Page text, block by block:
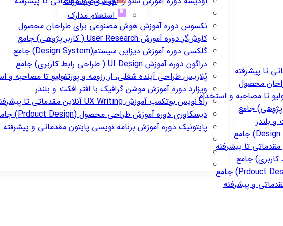
نکسوسدوره آموزش هوش مصنوعی برای طراحان محصول
کاوش‌گردوره آموزش User Research ( کاربر پژوهی) جامع
گلکسیدوره آموزش دیزاین سیستم(Design System) جامع
دراگوندوره آموزش UI Design ( طراحی رابط کاربری) جامع
پُلاریسطراحی آینده شغلی، از رزومه و پورتفولیو تا مصاحبه و
ویزارددوره آموزش موشن گرافیک با افتر افکت و بلندر
راه نویسبوتکمپ آموزش UX Writing آنلاین مقدماتی تا پیشرفته
دیسکاوریدوره آموزش طراحی محصول (Prdouct Design) جامع
پایتونیکدوره آموزش برنامه نویسی پایتون مقدماتی و پیشرفته
استعلام مدارک
تا پیشرفته
محصول
تا مصاحبه و استخدام
بلندر
و پیشرفته